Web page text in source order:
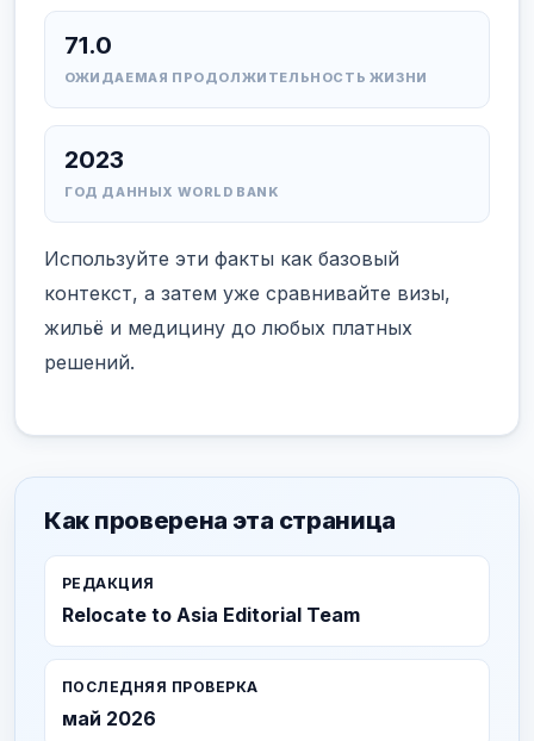
71.0
ОЖИДАЕМАЯ ПРОДОЛЖИТЕЛЬНОСТЬ ЖИЗНИ
2023
ГОД ДАННЫХ WORLD BANK
Используйте эти факты как базовый
контекст, а затем уже сравнивайте визы,
жильё и медицину до любых платных
решений.
Как проверена эта страница
РЕДАКЦИЯ
Relocate to Asia Editorial Team
ПОСЛЕДНЯЯ ПРОВЕРКА
май 2026